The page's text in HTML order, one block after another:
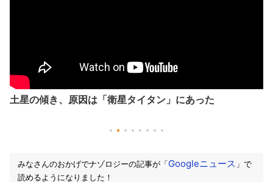
土星の傾き、原因は「衛星タイタン」にあった
みなさんのおかげでナゾロジーの記事が「Googleニュース 」で
読めるようになりました！